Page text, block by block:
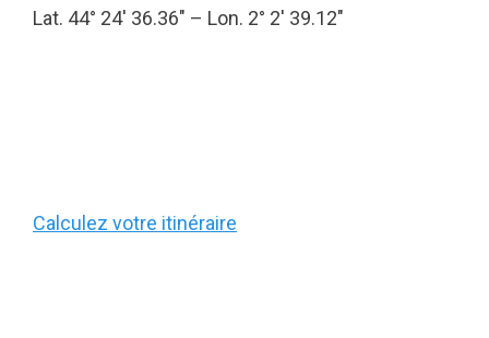
Lat. 44° 24′ 36.36″ – Lon. 2° 2′ 39.12″
Calculez votre itinéraire